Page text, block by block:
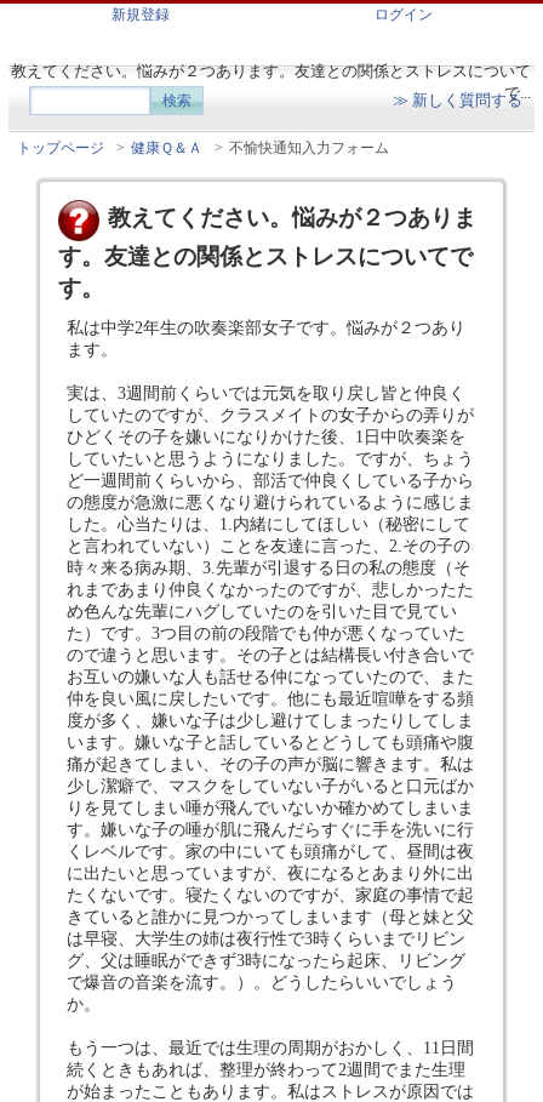
教えてください。悩みが２つあります。友達との関係とストレスについて
で...
新規登録 ログイン
≫ 新しく質問する
トップページ > 健康Ｑ＆Ａ > 不愉快通知入力フォーム
教えてください。悩みが２つありま
す。友達との関係とストレスについてで
す。
私は中学2年生の吹奏楽部女子です。悩みが２つあり
ます。
実は、3週間前くらいでは元気を取り戻し皆と仲良く
していたのですが、クラスメイトの女子からの弄りが
ひどくその子を嫌いになりかけた後、1日中吹奏楽を
していたいと思うようになりました。ですが、ちょう
ど一週間前くらいから、部活で仲良くしている子から
の態度が急激に悪くなり避けられているように感じま
した。心当たりは、1.内緒にしてほしい（秘密にして
と言われていない）ことを友達に言った、2.その子の
時々来る病み期、3.先輩が引退する日の私の態度（そ
れまであまり仲良くなかったのですが、悲しかったた
め色んな先輩にハグしていたのを引いた目で見てい
た）です。3つ目の前の段階でも仲が悪くなっていた
ので違うと思います。その子とは結構長い付き合いで
お互いの嫌いな人も話せる仲になっていたので、また
仲を良い風に戻したいです。他にも最近喧嘩をする頻
度が多く、嫌いな子は少し避けてしまったりしてしま
います。嫌いな子と話しているとどうしても頭痛や腹
痛が起きてしまい、その子の声が脳に響きます。私は
少し潔癖で、マスクをしていない子がいると口元ばか
りを見てしまい唾が飛んでいないか確かめてしまいま
す。嫌いな子の唾が肌に飛んだらすぐに手を洗いに行
くレベルです。家の中にいても頭痛がして、昼間は夜
に出たいと思っていますが、夜になるとあまり外に出
たくないです。寝たくないのですが、家庭の事情で起
きていると誰かに見つかってしまいます（母と妹と父
は早寝、大学生の姉は夜行性で3時くらいまでリビン
グ、父は睡眠ができず3時になったら起床、リビング
で爆音の音楽を流す。）。どうしたらいいでしょう
か。
もう一つは、最近では生理の周期がおかしく、11日間
続くときもあれば、整理が終わって2週間でまた生理
が始まったこともあります。私はストレスが原因では